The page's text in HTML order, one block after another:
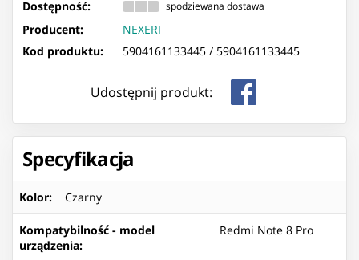
Dostępność: spodziewana dostawa
Producent:
NEXERI
Kod produktu:
5904161133445 / 5904161133445
Udostępnij produkt:
Specyfikacja
Kolor: Czarny
Kompatybilność - model
urządzenia:
Redmi Note 8 Pro